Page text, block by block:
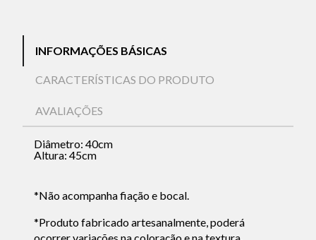
INFORMAÇÕES BÁSICAS
CARACTERÍSTICAS DO PRODUTO
AVALIAÇÕES
Diâmetro: 40cm
Altura: 45cm
*Não acompanha fiação e bocal.
*Produto fabricado artesanalmente, poderá